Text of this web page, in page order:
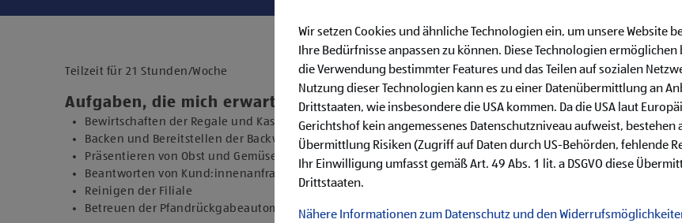
Teilzeit für 21 Stunden/Woche
Aufgaben, die mich erwarten
Bewirtschaften der Regale und Kassieren der Einkäufe
Backen und Bereitstellen der Backware
Präsentieren von Obst und Gemüse sowie Durchführen von Qualitätskontrollen
Beantworten von Kund:innenanfragen
Reinigen der Filiale
Betreuen der Pfandrückgabeautomaten
Wir setzen Cookies und ähnliche Technologien ein, um unsere Website
Ihre Bedürfnisse anpassen zu können. Diese Technologien ermöglichen
die Verwendung bestimmter Features und das Teilen auf sozialen
Nutzung dieser Technologien kann es zu einer Datenübermittlung an
Drittstaaten, wie insbesondere die USA kommen. Da die USA laut
Gerichtshof kein angemessenes Datenschutzniveau aufweist, bestehen
Übermittlung Risiken (Zugriff auf Daten durch US-Behörden, fehlende
Ihr Einwilligung umfasst gemäß Art. 49 Abs. 1 lit. a DSGVO diese
Drittstaaten.
Nähere Informationen zum Datenschutz und den